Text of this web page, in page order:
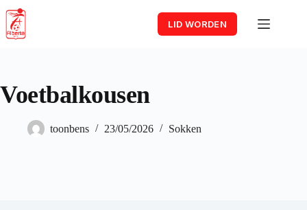
content
LID WORDEN
Voetbalkousen
toonbens 23/05/2026 Sokken